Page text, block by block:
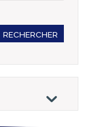
RECHERCHER